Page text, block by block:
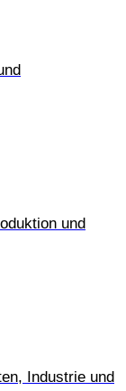
und
Industrie und